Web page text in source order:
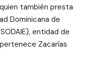
también presta
Dominicana de
entidad de
Zacarías